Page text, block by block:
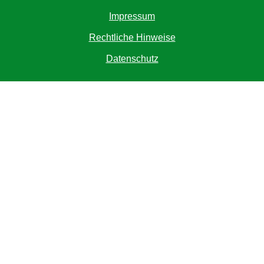
Impressum
Rechtliche Hinweise
Datenschutz